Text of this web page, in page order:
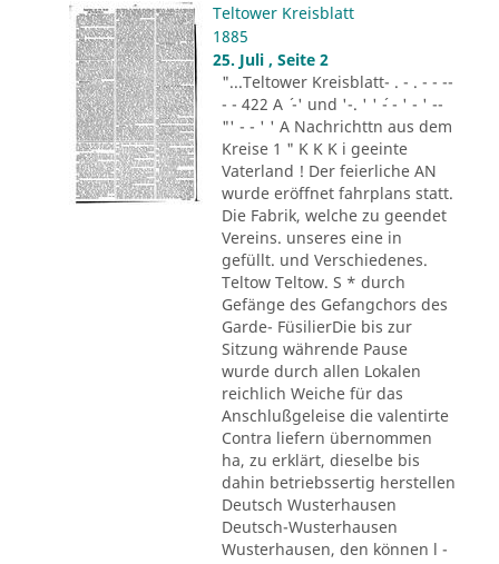
Teltower Kreisblatt
1885
25. Juli , Seite 2
"...Teltower Kreisblatt- . - . - - --
- - 422 A ´ -' und '-. ' ' ´- - ' - ' --
"' - - ' ' A Nachrichttn aus dem
Kreise 1 " K K K i geeinte
Vaterland ! Der feierliche AN
wurde eröffnet fahrplans statt.
Die Fabrik, welche zu geendet
Vereins. unseres eine in
gefüllt. und Verschiedenes.
Teltow Teltow. S * durch
Gefänge des Gefangchors des
Garde- FüsilierDie bis zur
Sitzung währende Pause
wurde durch allen Lokalen
reichlich Weiche für das
Anschlußgeleise die valentirte
Contra liefern übernommen
ha, zu erklärt, dieselbe bis
dahin betriebssertig herstellen
Deutsch Wusterhausen
Deutsch-Wusterhausen
Wusterhausen, den können l -